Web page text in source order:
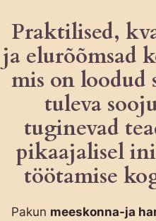
Praktilised,
ja elurõõmsad
mis on loodud
tuleva
tuginevad
pikaajalisel
töötamise
Pakun meeskonna-ja